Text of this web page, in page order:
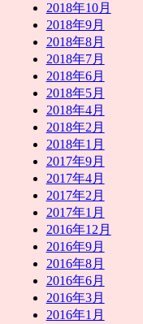
2018年10月
2018年9月
2018年8月
2018年7月
2018年6月
2018年5月
2018年4月
2018年2月
2018年1月
2017年9月
2017年4月
2017年2月
2017年1月
2016年12月
2016年9月
2016年8月
2016年6月
2016年3月
2016年1月